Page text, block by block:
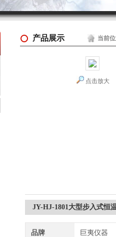
当前
产品展示
点击放大
JY-HJ-1801大型步入式恒
品牌 巨夷仪器